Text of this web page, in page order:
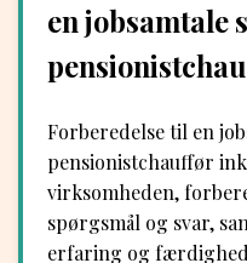
en jobsamtale
Forberedelse til en
pensionistchauffør
virksomheden,
spørgsmål og svar,
erfaring og